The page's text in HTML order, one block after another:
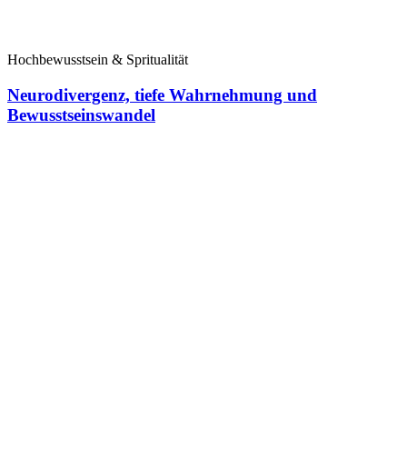
Hochbewusstsein & Spritualität
Neurodivergenz, tiefe Wahrnehmung und
Bewusstseinswandel